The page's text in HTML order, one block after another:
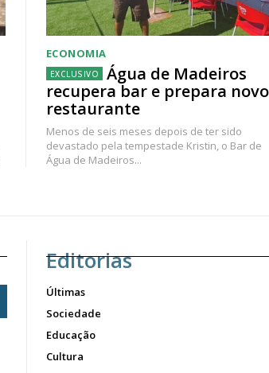
ECONOMIA
Água de Madeiros
recupera bar e prepara novo
restaurante
Menos de seis meses depois de ter sido
devastado pela tempestade Kristin, o Bar de
Água de Madeiros...
Editorias
Últimas
Sociedade
Educação
Cultura